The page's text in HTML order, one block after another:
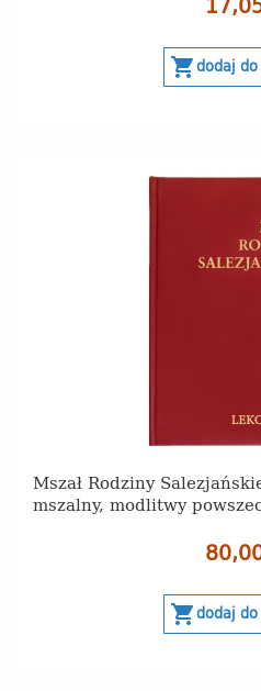
shopping_cartdodaj
Mszał Rodziny
mszalny, modlitwy
shopping_cartdodaj